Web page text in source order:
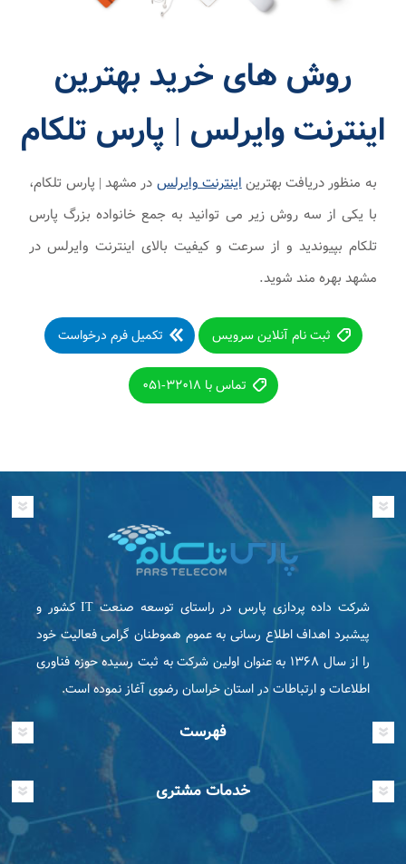
روش های خرید بهترین
اینترنت وایرلس | پارس تلکام
به منظور دریافت بهتریناینترنت وایرلس در مشهد | پارس تلکام،
با یکی از سه روش زیر می توانید به جمع خانواده بزرگ پارس
تلکام بپیوندید و از سرعت و کیفیت بالای اینترنت وایرلس در
مشهد بهره مند شوید.
ثبت نام آنلاین سرویس تکمیل فرم درخواست
تماس با ۳۲۰۱۸-۰۵۱
شرکت داده پردازی پارس در راستای توسعه صنعت IT كشور و
پیشبرد اهداف اطلاع رسانی به عموم هموطنان گرامی فعاليت خود
را از سال ۱۳۶۸ به عنوان اولین شرکت به ثبت رسیده حوزه فناوری
اطلاعات و ارتباطات در استان خراسان رضوی آغاز نموده است.
فهرست
خدمات مشتری